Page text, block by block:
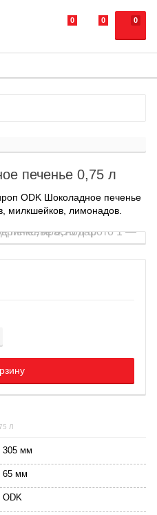
0
0 0
печенье 0,75 л
ODK Шоколадное печенье
милкшейков, лимонадов.
Л
305 мм
65 мм
ODK